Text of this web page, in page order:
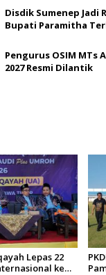
Disdik Sumenep Jadi
Bupati Paramitha
Pengurus OSIM MTs
2027 Resmi Dilantik
Lepas 22
ke